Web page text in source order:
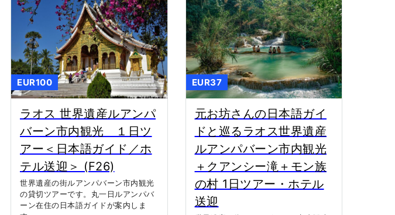
EUR100
ラオス 世界遺産ルアンパ
バーン市内観光 １日ツ
アー＜日本語ガイド／ホ
テル送迎＞ (F26)
世界遺産の街ルアンパバーン市内観光
の貸切ツアーです。丸一日ルアンパバ
ーン在住の日本語ガイドが案内しま
EUR37
元お坊さんの日本語ガイ
ドと巡るラオス世界遺産
ルアンパバーン市内観光
＋クアンシー滝＋モン族
の村 1日ツアー・ホテル
送迎